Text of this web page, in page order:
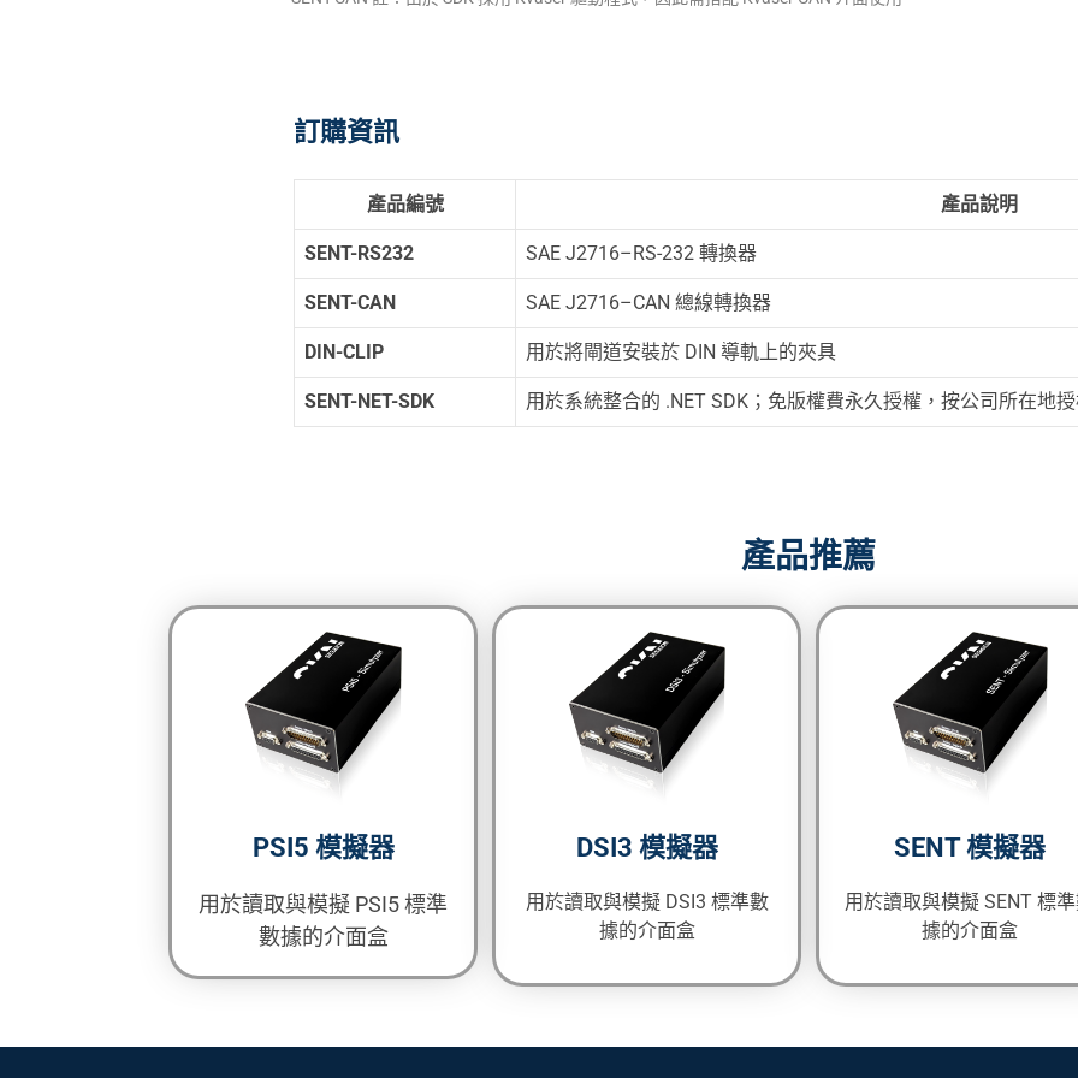
訂購資訊
產品編號 產品說明
SENT-RS232 SAE J2716–RS-232 轉換器
SENT-CAN SAE J2716–CAN 總線轉換器
DIN-CLIP 用於將閘道安裝於 DIN 導軌上的夾具
SENT-NET-SDK 用於系統整合的 .NET SDK；免版權費永久授權，按公司所在地
產品推薦
PSI5 模擬器
用於讀取與模擬 PSI5 標準
數據的介面盒
DSI3 模擬器
用於讀取與模擬 DSI3 標準數
據的介面盒
SENT 模擬器
用於讀取與模擬 SENT 標
據的介面盒